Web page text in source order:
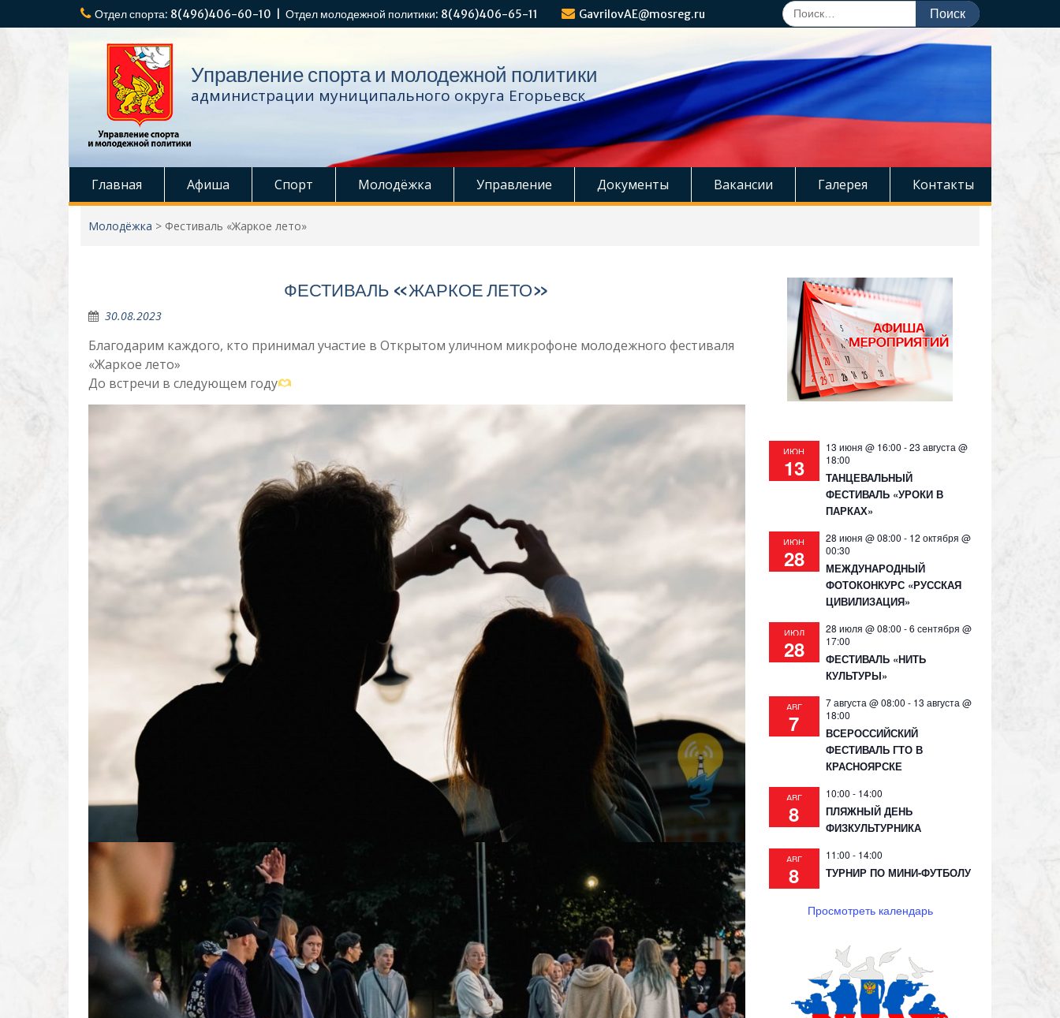
к
Отдел спорта: 8(496)406-60-10 | Отдел молодежной политики: 8(496)406-65-11 GavrilovAE@mosreg.ru
Поиск
по:
Управление спорта и молодежной политики
администрации муниципального округа Егорьевск
Главная Афиша Спорт Молодёжка Управление Документы Вакансии Галерея Контакты
Молодёжка > Фестиваль «Жаркое лето»
ФЕСТИВАЛЬ «ЖАРКОЕ ЛЕТО»
30.08.2023
Благодарим каждого, кто принимал участие в Открытом уличном микрофоне молодежного фестиваля
«Жаркое лето»
До встречи в следующем году
ИЮН
13
13 июня @ 16:00 -23 августа @
18:00
ТАНЦЕВАЛЬНЫЙ
ФЕСТИВАЛЬ «УРОКИ В
ПАРКАХ»
ИЮН
28
28 июня @ 08:00 - 12 октября @
00:30
МЕЖДУНАРОДНЫЙ
ФОТОКОНКУРС «РУССКАЯ
ЦИВИЛИЗАЦИЯ»
ИЮЛ
28
28 июля @ 08:00 -6 сентября @
17:00
ФЕСТИВАЛЬ «НИТЬ
КУЛЬТУРЫ»
АВГ
7
7 августа @ 08:00 - 13 августа @
18:00
ВСЕРОССИЙСКИЙ
ФЕСТИВАЛЬ ГТО В
КРАСНОЯРСКЕ
АВГ
8
10:00 - 14:00
ПЛЯЖНЫЙ ДЕНЬ
ФИЗКУЛЬТУРНИКА
АВГ
8
11:00 - 14:00
ТУРНИР ПО МИНИ-ФУТБОЛУ
Просмотреть календарь